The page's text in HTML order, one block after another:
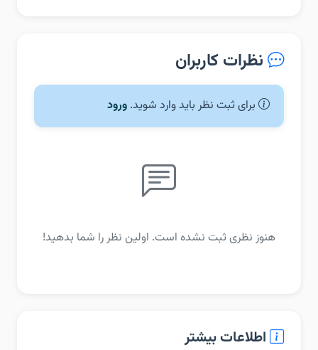
نظرات کاربران
برای ثبت نظر باید وارد شوید. ورود
هنوز نظری ثبت نشده است. اولین نظر را شما بدهید!
اطلاعات بیشتر